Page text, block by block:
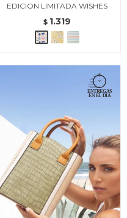
EDICION LIMITADA WISHES
$ 1.319